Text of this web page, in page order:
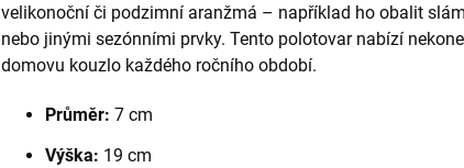
velikonoční či podzimní aranžmá – například ho obalit
nebo jinými sezónními prvky. Tento polotovar nabízí
domovu kouzlo každého ročního období.
Průměr: 7 cm
Výška: 19 cm